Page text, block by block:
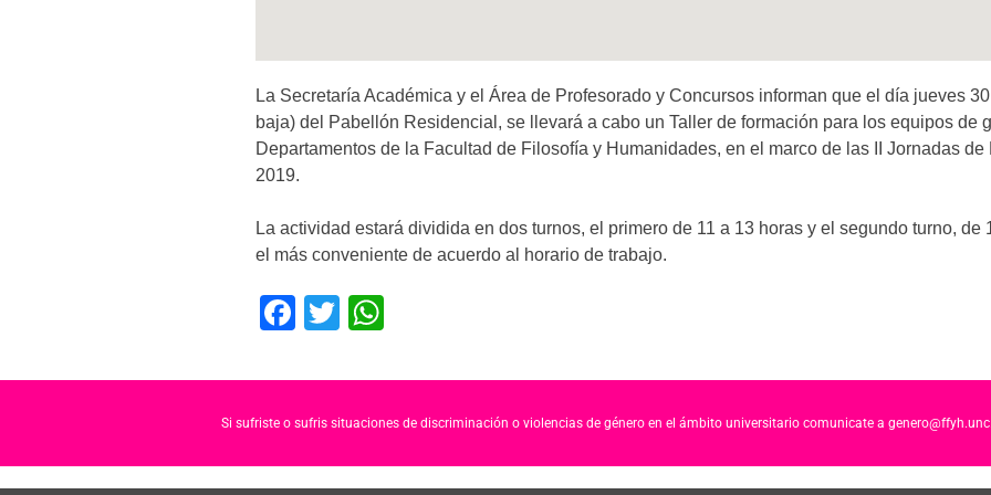
La Secretaría Académica y el Área de Profesorado y Concursos informan que el día jueves
baja) del Pabellón Residencial, se llevará a cabo un Taller de formación para los equipos de
Departamentos de la Facultad de Filosofía y Humanidades, en el marco de las II Jornadas
2019.
La actividad estará dividida en dos turnos, el primero de 11 a 13 horas y el segundo turno, de
el más conveniente de acuerdo al horario de trabajo.
F
c
e
T
tt
er
at
s
Si sufriste o sufris situaciones de discriminación o violencias de género en el ámbito universitario comunicate a